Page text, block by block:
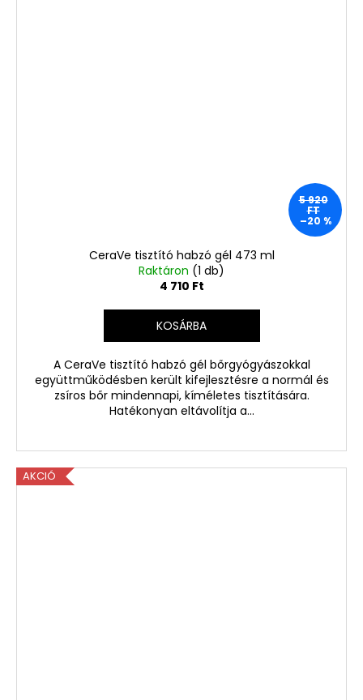
5 920
FT
–20 %
CeraVe tisztító habzó gél 473 ml
Raktáron (1 db)
4 710 Ft
KOSÁRBA
A CeraVe tisztító habzó gél bőrgyógyászokkal
együttműködésben került kifejlesztésre a normál és
zsíros bőr mindennapi, kíméletes tisztítására.
Hatékonyan eltávolítja a...
AKCIÓ